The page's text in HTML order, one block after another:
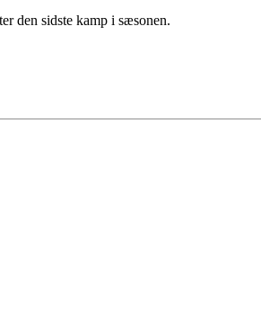
den sidste kamp i sæsonen.